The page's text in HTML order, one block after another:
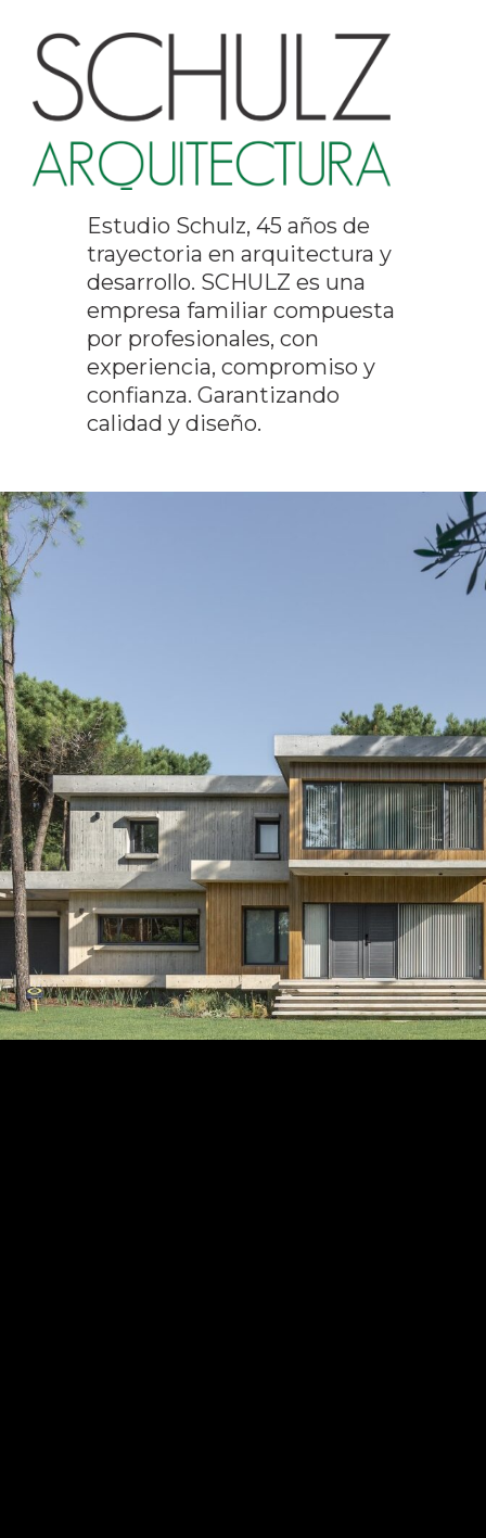
Estudio Schulz, 45 años de
trayectoria en arquitectura y
desarrollo. SCHULZ es una
empresa familiar compuesta
por profesionales, con
experiencia, compromiso y
confianza. Garantizando
calidad y diseño.